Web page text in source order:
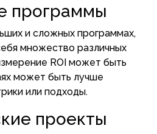
программы
и сложных программах,
множество различных
ROI может быть
может быть лучше
или подходы.
проекты